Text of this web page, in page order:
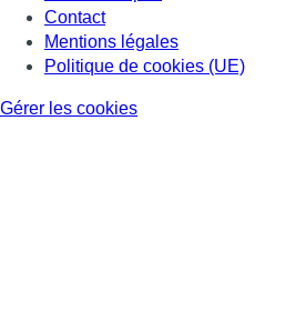
Contact
Mentions légales
Politique de cookies (UE)
Gérer les cookies